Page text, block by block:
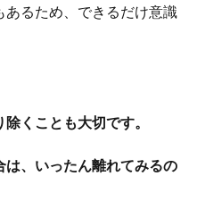
あるため、できるだけ意識
くことも大切です。
は、いったん離れてみるの